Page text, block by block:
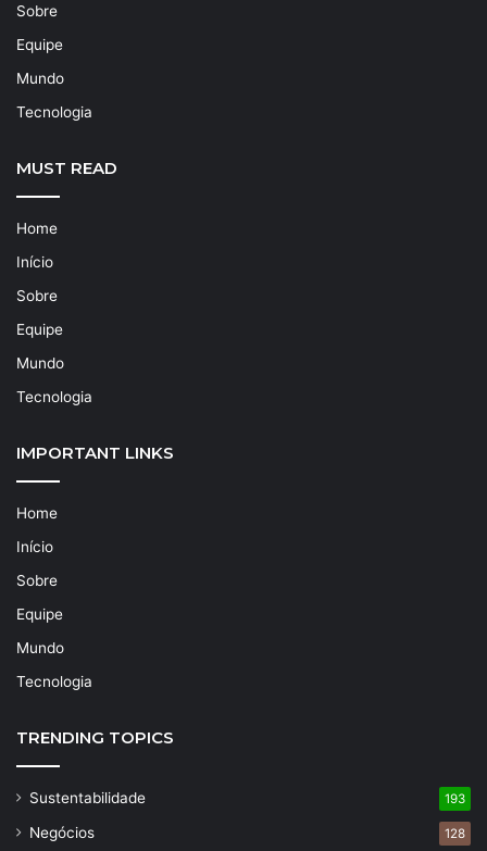
Sobre
Equipe
Mundo
Tecnologia
MUST READ
Home
Início
Sobre
Equipe
Mundo
Tecnologia
IMPORTANT LINKS
Home
Início
Sobre
Equipe
Mundo
Tecnologia
TRENDING TOPICS
Sustentabilidade 193
Negócios 128